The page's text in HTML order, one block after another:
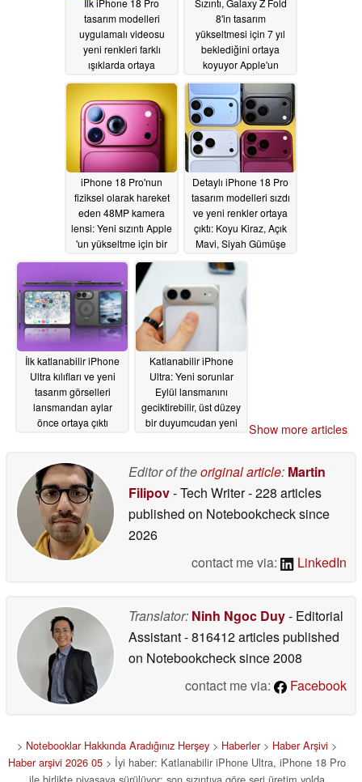
İlk iPhone 18 Pro
tasarım modelleri
uygulamalı videosu
yeni renkleri farklı
ışıklarda ortaya
05/31/2026
Sızıntı, Galaxy Z Fold
8'in tasarım
yükseltmesi için 7 yıl
beklediğini ortaya
koyuyor Apple'un
günden alıyor05/30/2026
iPhone 18 Pro'nun
fiziksel olarak hareket
eden 48MP kamera
lensi: Yeni sızıntı Apple
'un yükseltme için bir
05/29/2026
Detaylı iPhone 18 Pro
tasarım modelleri sızdı
ve yeni renkler ortaya
çıktı: Koyu Kiraz, Açık
Mavi, Siyah Gümüşe
05/29/2026
İlk katlanabilir iPhone
Ultra kılıfları ve yeni
tasarım görselleri
lansmandan aylar
önce ortaya çıktı
Katlanabilir iPhone
Ultra: Yeni sorunlar
Eylül lansmanını
geciktirebilir, üst düzey
bir duyumcudan yeni
Show more articles
Editor of theoriginal article: Martin
Filipov- Tech Writer- 228 articles
published on Notebookchecksince
2026
contact me via:
LinkedIn
Translator: Ninh Ngoc Duy- Editorial
Assistant- 816412 articles published
on Notebookchecksince 2008
contact me via:
Facebook
> Notebooklar Hakkında Aradığınız Herşey > Haberler> Haber Arşivi >
Haber arşivi 2026 05 > İyi haber: Katlanabilir iPhone Ultra, iPhone 18 Pro